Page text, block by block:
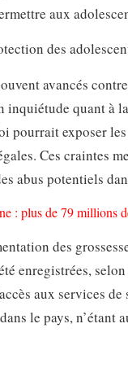
aux
des
avancés
inquiétude quant à
pourrait exposer
Ces craintes
abus potentiels
: plus de 79 millions
des
enregistrées,
aux services
le pays, n’étant